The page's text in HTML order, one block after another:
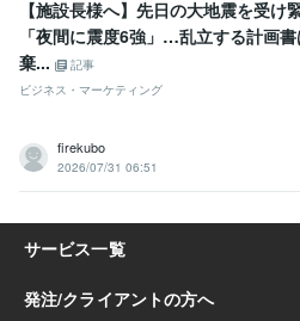
【施設長様へ】先日の大地震を受け
「夜間に震度6強」…乱立する計画
棄...
記事
ビジネス・マーケティング
firekubo
2026/07/31 06:51